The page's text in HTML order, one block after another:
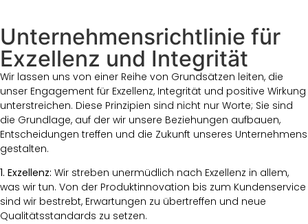
Unternehmensrichtlinie für
Exzellenz und Integrität
Wir lassen uns von einer Reihe von Grundsätzen leiten, die
unser Engagement für Exzellenz, Integrität und positive Wirkung
unterstreichen. Diese Prinzipien sind nicht nur Worte; Sie sind
die Grundlage, auf der wir unsere Beziehungen aufbauen,
Entscheidungen treffen und die Zukunft unseres Unternehmens
gestalten.
1. Exzellenz: Wir streben unermüdlich nach Exzellenz in allem,
was wir tun. Von der Produktinnovation bis zum Kundenservice
sind wir bestrebt, Erwartungen zu übertreffen und neue
Qualitätsstandards zu setzen.